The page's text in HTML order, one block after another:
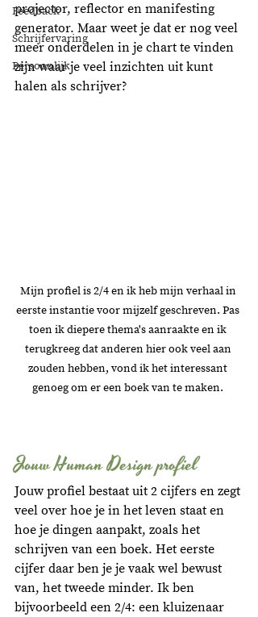
Feedback
Schrijfervaring
Persoonlijk
projector, reflector en manifesting
generator. Maar weet je dat er nog veel
meer onderdelen in je chart te vinden
zijn waar je veel inzichten uit kunt
halen als schrijver?
Mijn profiel is 2/4 en ik heb mijn verhaal in
eerste instantie voor mijzelf geschreven. Pas
toen ik diepere thema's aanraakte en ik
terugkreeg dat anderen hier ook veel aan
zouden hebben, vond ik het interessant
genoeg om er een boek van te maken.
Jouw Human Design profiel
Jouw profiel bestaat uit 2 cijfers en zegt
veel over hoe je in het leven staat en
hoe je dingen aanpakt, zoals het
schrijven van een boek. Het eerste
cijfer daar ben je je vaak wel bewust
van, het tweede minder. Ik ben
bijvoorbeeld een 2/4: een kluizenaar